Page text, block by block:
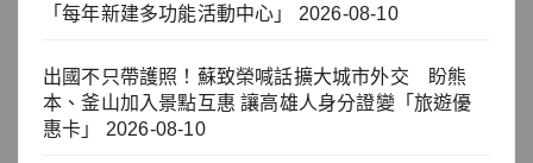
「每年新建多功能活動中心」
2026-08-10
出國不只帶護照！蘇致榮喊話擴大城市外交 盼熊
本、釜山加入景點互惠 讓高雄人身分證變「旅遊優
惠卡」
2026-08-10